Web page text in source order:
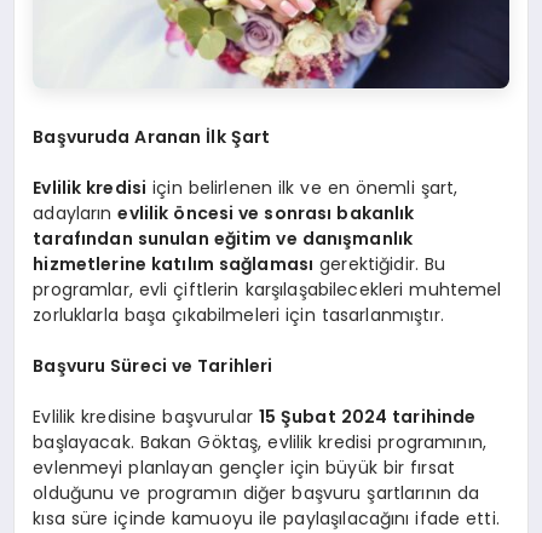
Başvuruda Aranan İlk Şart
Evlilik kredisi için belirlenen ilk ve en önemli şart,
adaylarınevlilik öncesi ve sonrası bakanlık
tarafından sunulan eğitim ve danışmanlık
hizmetlerine katılım sağlaması gerektiğidir. Bu
programlar, evli çiftlerin karşılaşabilecekleri muhtemel
zorluklarla başa çıkabilmeleri için tasarlanmıştır.
Başvuru Süreci ve Tarihleri
Evlilik kredisine başvurular 15 Şubat 2024 tarihinde
başlayacak. Bakan Göktaş, evlilik kredisi programının,
evlenmeyi planlayan gençler için büyük bir fırsat
olduğunu ve programın diğer başvuru şartlarının da
kısa süre içinde kamuoyu ile paylaşılacağını ifade etti.